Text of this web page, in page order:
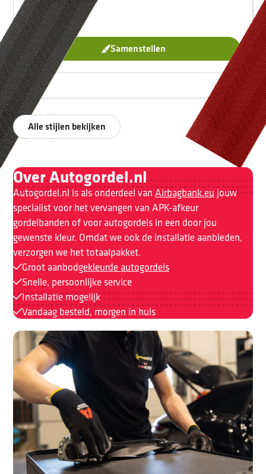
Samenstellen
Alle stijlen bekijken
Over Autogordel.nl
Autogordel.nl is als onderdeel vanAirbagbank.eujouw
specialist voor het vervangen van APK-afkeur
gordelbanden of voor autogordels in een door jou
gewenste kleur. Omdat we ook de installatie aanbieden,
verzorgen we het totaalpakket.
Groot aanbodgekleurde autogordels
Snelle, persoonlijke service
Installatie mogelijk
Vandaag besteld, morgen in huis